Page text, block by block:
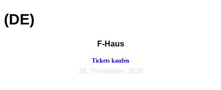
(DE)
F-Haus
Tickets kaufen
28. November 2026